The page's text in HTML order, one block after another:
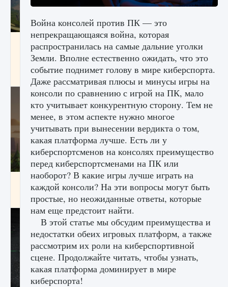
Как исправить ошибку Palworld «Идет
сохранение мира — Невозможно начать
сохранение данных мира»
9 августа 2024 2 511 0 0
Как заработать медали лиги Clash of Clans
9 августа 2024 2 599 0
Война консолей против ПК — это
непрекращающаяся война, которая
распространилась на самые дальние уголки
Земли. Вполне естественно ожидать, что это
событие поднимет голову в мире киберспорта.
Даже рассматривая плюсы и минусы игры на
консоли по сравнению с игрой на ПК, мало
кто учитывает конкурентную сторону. Тем не
менее, в этом аспекте нужно многое
учитывать при вынесении вердикта о том,
какая платформа лучше. Есть ли у
киберспортсменов на консолях преимущество
перед киберспортсменами на ПК или
наоборот? В какие игры лучше играть на
каждой консоли? На эти вопросы могут быть
простые, но неожиданные ответы, которые
нам еще предстоит найти.
В этой статье мы обсудим преимущества и
недостатки обеих игровых платформ, а также
рассмотрим их роли на киберспортивной
сцене. Продолжайте читать, чтобы узнать,
какая платформа доминирует в мире
киберспорта!